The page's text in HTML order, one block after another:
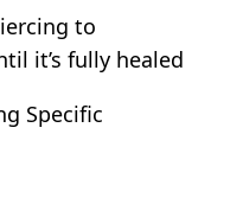
to
it’s fully healed
Specific